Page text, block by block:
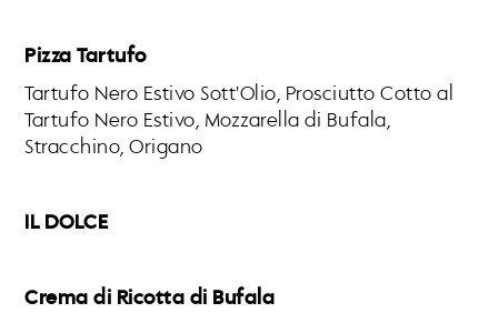
Pizza Tartufo
Tartufo Nero Estivo Sott'Olio, Prosciutto Cotto al
Tartufo Nero Estivo, Mozzarella di Bufala,
Stracchino, Origano
IL DOLCE
Crema di Ricotta di Bufala